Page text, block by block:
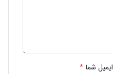
ایمیل شما *